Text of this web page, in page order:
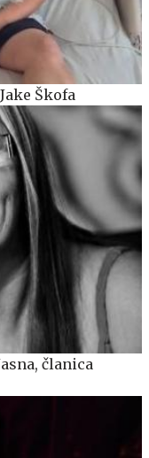
Škofa
članica